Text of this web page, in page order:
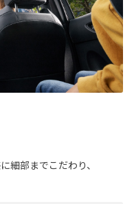
細部までこだわり、